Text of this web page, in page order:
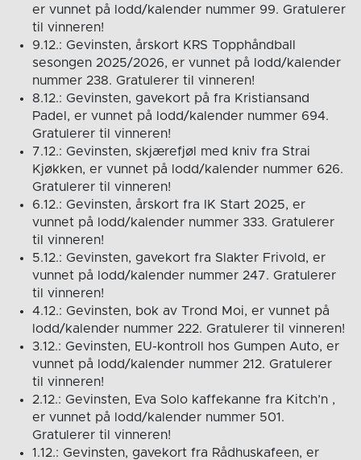
er vunnet på lodd/kalender nummer 99. Gratulerer
til vinneren!
9.12.: Gevinsten, årskort KRS Topphåndball
sesongen 2025/2026, er vunnet på lodd/kalender
nummer 238. Gratulerer til vinneren!
8.12.: Gevinsten, gavekort på fra Kristiansand
Padel, er vunnet på lodd/kalender nummer 694.
Gratulerer til vinneren!
7.12.: Gevinsten, skjærefjøl med kniv fra Strai
Kjøkken, er vunnet på lodd/kalender nummer 626.
Gratulerer til vinneren!
6.12.: Gevinsten, årskort fra IK Start 2025, er
vunnet på lodd/kalender nummer 333. Gratulerer
til vinneren!
5.12.: Gevinsten, gavekort fra Slakter Frivold, er
vunnet på lodd/kalender nummer 247. Gratulerer
til vinneren!
4.12.: Gevinsten, bok av Trond Moi, er vunnet på
lodd/kalender nummer 222. Gratulerer til vinneren!
3.12.: Gevinsten, EU-kontroll hos Gumpen Auto, er
vunnet på lodd/kalender nummer 212. Gratulerer
til vinneren!
2.12.: Gevinsten, Eva Solo kaffekanne fra Kitch’n ,
er vunnet på lodd/kalender nummer 501.
Gratulerer til vinneren!
1.12.: Gevinsten, gavekort fra Rådhuskafeen, er